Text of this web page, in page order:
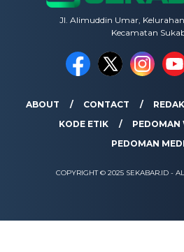
Jl. Alimuddin Umar,
Kecamatan
ABOUT CONTACT
KODE ETIK
PEDOMAN
PEDOMAN
COPYRIGHT © 2025 SEKABAR.ID -